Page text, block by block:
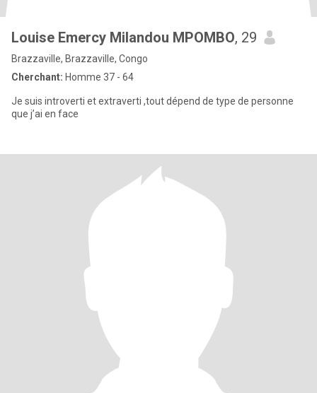
Louise Emercy Milandou MPOMBO, 29
Brazzaville, Brazzaville, Congo
Cherchant: Homme 37 - 64
Je suis introverti et extraverti ,tout dépend de type de personne
que j’ai en face